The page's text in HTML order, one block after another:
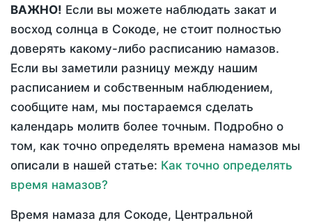
ВАЖНО! Если вы можете наблюдать закат и
восход солнца в Сокоде, не стоит полностью
доверять какому-либо расписанию намазов.
Если вы заметили разницу между нашим
расписанием и собственным наблюдением,
сообщите нам, мы постараемся сделать
календарь молитв более точным. Подробно о
том, как точно определять времена намазов мы
описали в нашей статье: Как точно определять
время намазов?
Время намаза для Сокоде, Центральной